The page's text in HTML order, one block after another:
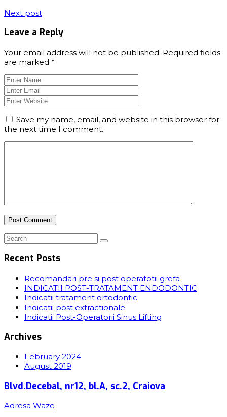
Next post
Leave a Reply
Your email address will not be published. Required fields
are marked *
Save my name, email, and website in this browser for
the next time I comment.
Recent Posts
Recomandari pre si post operatotii grefa
INDICATII POST-TRATAMENT ENDODONTIC
Indicatii tratament ortodontic
Indicatii post extractionale
Indicatii Post-Operatorii Sinus Lifting
Archives
February 2024
August 2019
Blvd.Decebal, nr12, bl.A, sc.2, Craiova
Adresa Waze